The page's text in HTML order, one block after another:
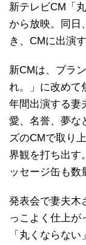
新テレビCM「
から放映。同日
き、CMに出演
新CMは、ブラ
れ。」に改めて
年間出演する妻
愛、名誉、夢な
ズのCMで取り
界観を打ち出す
ッセージ缶も数
発表会で妻夫木
っこよく仕上が
「丸くならな